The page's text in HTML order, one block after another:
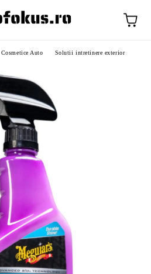
Cosmetice Auto Solutii intretinere exterior